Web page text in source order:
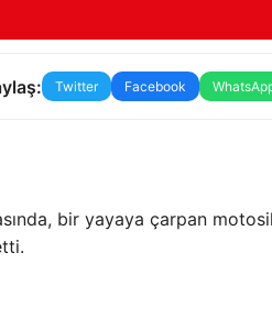
Twitter Facebook
bir yayaya çarpan